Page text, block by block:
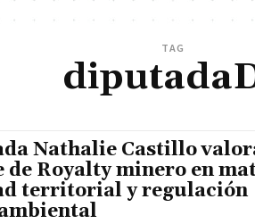
TAG
Nathalie Castillo
de Royalty minero en
territorial y regulación